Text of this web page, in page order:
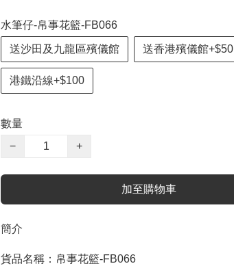
水筆仔-帛事花籃-FB066
送沙田及九龍區殯儀館 送香港殯儀館+$50
港鐵沿線+$100
數量
−
+
加至購物車
簡介
貨品名稱：帛事花籃-FB066